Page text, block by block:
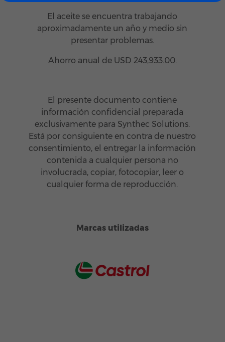
El aceite se encuentra trabajando
aproximadamente un año y medio sin
presentar problemas.
Ahorro anual de USD 243,933.00.
El presente documento contiene
información confidencial preparada
exclusivamente para Synthec Solutions.
Está por consiguiente en contra de nuestro
consentimiento, el entregar la información
contenida a cualquier persona no
involucrada, copiar, fotocopiar, leer o
cualquier forma de reproducción.
Marcas utilizadas